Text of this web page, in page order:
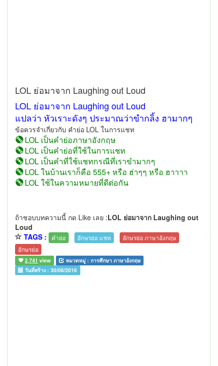
LOL ย่อมาจาก Laughing out Loud
LOL ย่อมาจาก Laughing out Loud
แปลว่า หัวเราะดังๆ ประมาณว่าขำกลิ้ง ฮามากๆ
ข้อควรจำเกี่ยวกับ คำย่อ LOL ในการแชท
LOL เป็นคำย่อภาษาอังกฤษ
LOL เป็นคำย่อที่ใช้ในการแชท
LOL เป็นคำที่ใช้แชทกรณีที่เราขำมากๆ
LOL ในบ้านเราก็คือ 555+ หรือ ฮ่าๆๆ หรือ ฮาาาา
LOL ใช้ในความหมายที่ดีต่อกัน
ถ้าชอบบทความนี้ กด Like เลย :LOL ย่อมาจาก Laughing out
Loud
TAGS :
คำย่อ อักษรย่อ แชท
อักษรย่อ ภาษาอังกฤษ
อักษรย่อ
2,741 view หมวดหมู่ : การศึกษา ภาษาอังกฤษ
วันที่สร้าง :30/08/2016